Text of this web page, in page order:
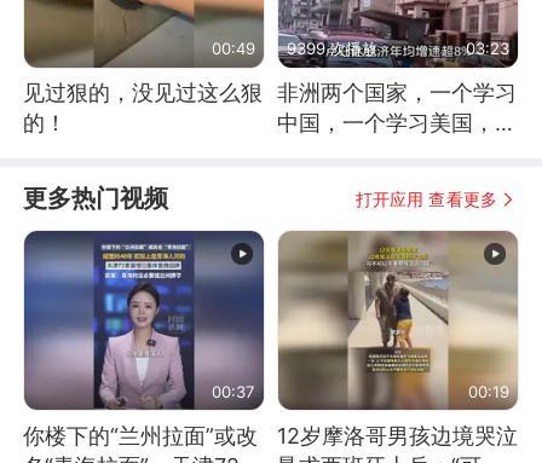
00:49
见过狠的，没见过这么狠
的！
9399 次播放 03:23
非洲两个国家，一个学习
中国，一个学习美国，结
更多热门视频 打开应用 查看更多
00:37
你楼下的“兰州拉面”或改
00:19
12岁摩洛哥男孩边境哭泣